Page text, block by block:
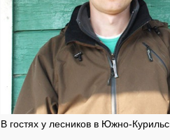
В гостях у лесников в Южно-